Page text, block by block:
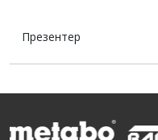
Презентер